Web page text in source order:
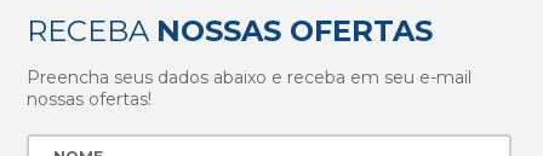
RECEBA NOSSAS OFERTAS
Preencha seus dados abaixo e receba em seu e-mail
nossas ofertas!